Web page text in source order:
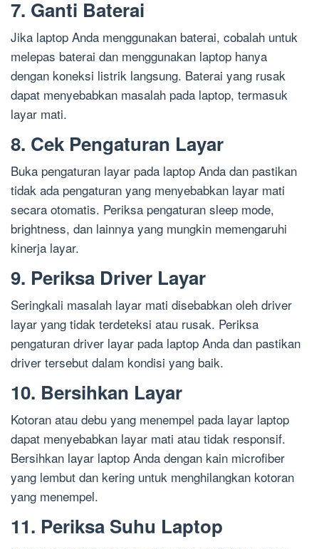
7. Ganti Baterai
Jika laptop Anda menggunakan baterai, cobalah untuk
melepas baterai dan menggunakan laptop hanya
dengan koneksi listrik langsung. Baterai yang rusak
dapat menyebabkan masalah pada laptop, termasuk
layar mati.
8. Cek Pengaturan Layar
Buka pengaturan layar pada laptop Anda dan pastikan
tidak ada pengaturan yang menyebabkan layar mati
secara otomatis. Periksa pengaturan sleep mode,
brightness, dan lainnya yang mungkin memengaruhi
kinerja layar.
9. Periksa Driver Layar
Seringkali masalah layar mati disebabkan oleh driver
layar yang tidak terdeteksi atau rusak. Periksa
pengaturan driver layar pada laptop Anda dan pastikan
driver tersebut dalam kondisi yang baik.
10. Bersihkan Layar
Kotoran atau debu yang menempel pada layar laptop
dapat menyebabkan layar mati atau tidak responsif.
Bersihkan layar laptop Anda dengan kain microfiber
yang lembut dan kering untuk menghilangkan kotoran
yang menempel.
11. Periksa Suhu Laptop